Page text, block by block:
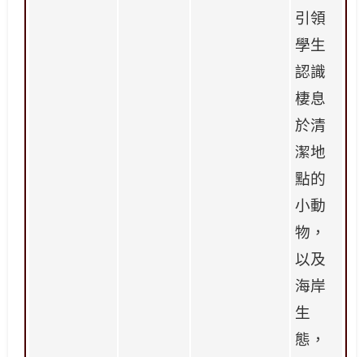
引領
學生
認識
棲息
於清
潔地
點的
小動
物，
以及
海岸
生
態，